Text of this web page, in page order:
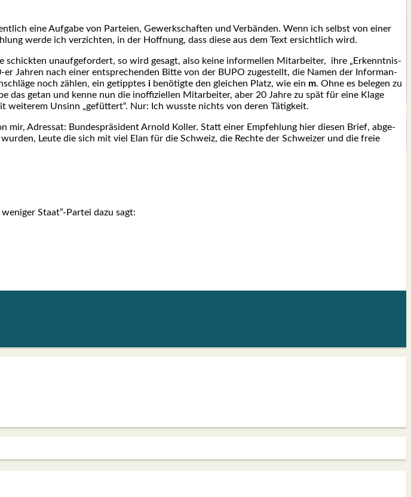
eine Auf­ga­be von Par­tei­en, Gewerk­schaf­ten und Ver­bän­den. Wenn ich selbst von einer
wer­de ich ver­zich­ten, in der Hoff­nung, dass die­se aus dem Text ersicht­lich wird.
schick­ten unauf­ge­for­dert, so wird gesagt, also kei­ne infor­mel­len Mit­ar­bei­ter, ihre „Erkennt­nis­
Jah­ren nach einer ent­spre­chen­den Bit­te von der BUPO zuge­stellt, die Namen der Infor­man­
noch zäh­len, ein getipp­tes i benö­tig­te den glei­chen Platz, wie ein m. Ohne es bele­gen zu
getan und ken­ne nun die inof­fi­zi­el­len Mit­ar­bei­ter, aber 20 Jah­re zu spät für eine Kla­ge
Unsinn „gefüt­tert“. Nur: Ich wuss­te nichts von deren Tätig­keit.
mir, Adres­sat: Bun­des­prä­si­dent Arnold Kol­ler. Statt einer Emp­feh­lung hier die­sen Brief, abge­
Leu­te die sich mit viel Elan für die Schweiz, die Rech­te der Schwei­zer und die freie
Staat”-Partei dazu sagt: